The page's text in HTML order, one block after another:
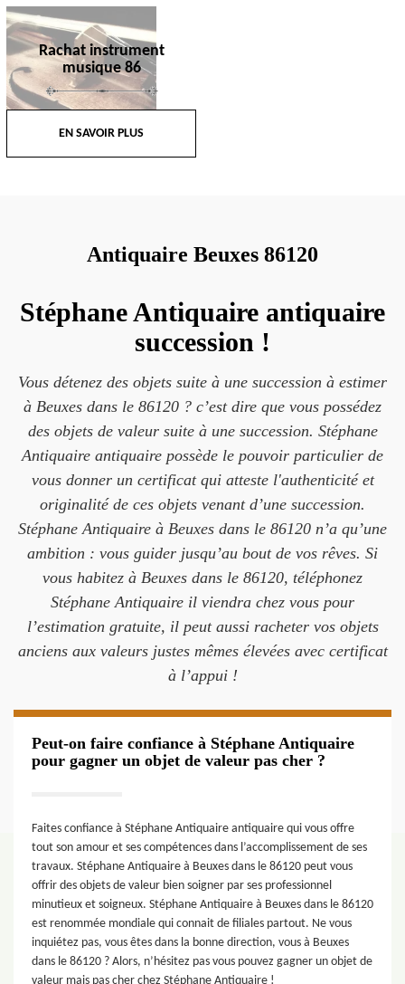
Rachat instrument
musique 86
EN SAVOIR PLUS
Antiquaire Beuxes 86120
Stéphane Antiquaire antiquaire
succession !
Vous détenez des objets suite à une succession à estimer
à Beuxes dans le 86120 ? c’est dire que vous possédez
des objets de valeur suite à une succession. Stéphane
Antiquaire antiquaire possède le pouvoir particulier de
vous donner un certificat qui atteste l'authenticité et
originalité de ces objets venant d’une succession.
Stéphane Antiquaire à Beuxes dans le 86120 n’a qu’une
ambition : vous guider jusqu’au bout de vos rêves. Si
vous habitez à Beuxes dans le 86120, téléphonez
Stéphane Antiquaire il viendra chez vous pour
l’estimation gratuite, il peut aussi racheter vos objets
anciens aux valeurs justes mêmes élevées avec certificat
à l’appui !
Peut-on faire confiance à Stéphane Antiquaire
pour gagner un objet de valeur pas cher ?
Faites confiance à Stéphane Antiquaire antiquaire qui vous offre
tout son amour et ses compétences dans l’accomplissement de ses
travaux. Stéphane Antiquaire à Beuxes dans le 86120 peut vous
offrir des objets de valeur bien soigner par ses professionnel
minutieux et soigneux. Stéphane Antiquaire à Beuxes dans le 86120
est renommée mondiale qui connait de filiales partout. Ne vous
inquiétez pas, vous êtes dans la bonne direction, vous à Beuxes
dans le 86120 ? Alors, n’hésitez pas vous pouvez gagner un objet de
valeur mais pas cher chez Stéphane Antiquaire !